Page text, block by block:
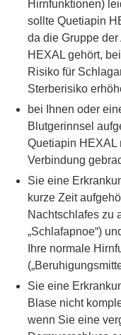
Hirnfunktionen)
sollte Quetiapin
da die Gruppe
HEXAL gehört,
Risiko für
Sterberisiko
bei Ihnen oder
Blutgerinnsel
Quetiapin HEXAL
Verbindung
Sie eine
kurze Zeit
Nachtschlafes zu
„Schlafapnoe“)
Ihre normale
Sie eine
Blase nicht
wenn Sie eine